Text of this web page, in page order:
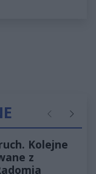
Poprzednie
Kolejne
z